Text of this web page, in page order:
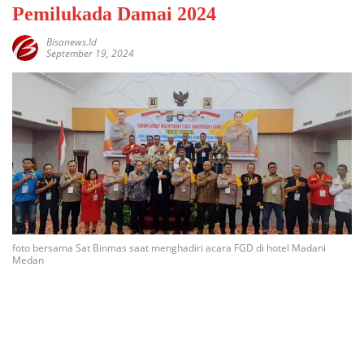
Pemilukada Damai 2024
Bisanews.id
September 19, 2024
foto bersama Sat Binmas saat menghadiri acara FGD di hotel Madani
Medan